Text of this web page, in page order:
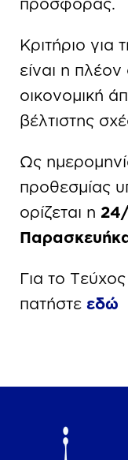
Κριτήριο
είναι η
οικονομική
βέλτιστης
Ως
προθεσμίας
ορίζεται η
Για το
πατήστε εδώ